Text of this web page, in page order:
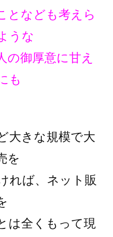
となども考えら
うな
の御厚意に甘え
も
大きな規模で大
を
れば、ネット販
は全くもって現